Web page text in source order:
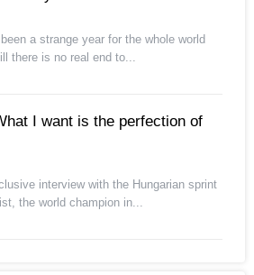
a strange year for the whole world
there is no real end to...
I want is the perfection of
interview with the Hungarian sprint
the world champion in...